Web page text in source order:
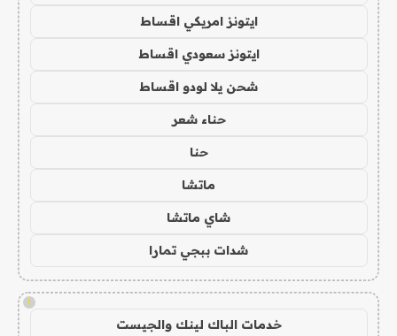
ايتونز امريكي اقساط
ايتونز سعودي اقساط
شحن يلا لودو اقساط
حناء شعر
حنا
ماتشا
شاي ماتشا
شدات ببجي تمارا
!
خدمات الباك لينك والجيست